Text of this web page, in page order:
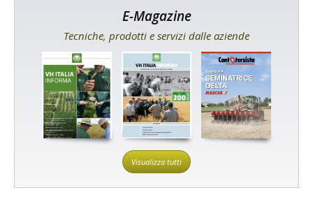
E-Magazine
Tecniche, prodotti e servizi dalle aziende
Visualizza tutti